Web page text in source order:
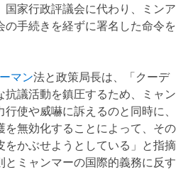
国家行政評議会に代わり、ミンア
の手続きを経ずに署名した命令を
マン法と政策局長は、「クーデ
抗議活動を鎮圧するため、ミャン
使や威嚇に訴えるのと同時に、
を無効化することによって、その
をかぶせようとしている」と指摘
とミャンマーの国際的義務に反す